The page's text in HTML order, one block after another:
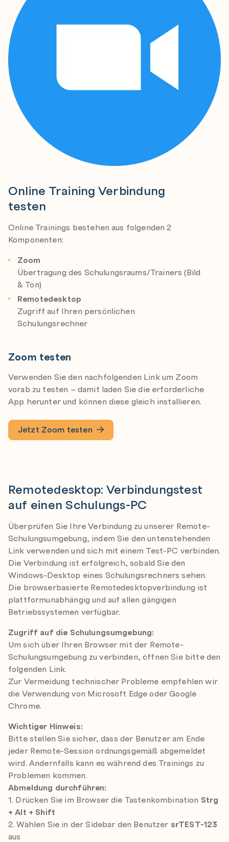
Online Training Verbindung
testen
Online Trainings bestehen aus folgenden 2
Komponenten:
Zoom
Übertragung des Schulungsraums/Trainers (Bild
& Ton)
Remotedesktop
Zugriff auf Ihren persönlichen
Schulungsrechner
Zoom testen
Verwenden Sie den nachfolgenden Link um Zoom
vorab zu testen – damit laden Sie die erforderliche
App herunter und können diese gleich installieren.
Jetzt Zoom testen
Remotedesktop: Verbindungstest
auf einen Schulungs-PC
Überprüfen Sie Ihre Verbindung zu unserer Remote-
Schulungsumgebung, indem Sie den untenstehenden
Link verwenden und sich mit einem Test-PC verbinden.
Die Verbindung ist erfolgreich, sobald Sie den
Windows-Desktop eines Schulungsrechners sehen.
Die browserbasierte Remotedesktopverbindung ist
plattformunabhängig und auf allen gängigen
Betriebssystemen verfügbar.
Zugriff auf die Schulungsumgebung:
Um sich über Ihren Browser mit der Remote-
Schulungsumgebung zu verbinden, öffnen Sie bitte den
folgenden Link.
Zur Vermeidung technischer Probleme empfehlen wir
die Verwendung von Microsoft Edge oder Google
Chrome.
Wichtiger Hinweis:
Bitte stellen Sie sicher, dass der Benutzer am Ende
jeder Remote-Session ordnungsgemäß abgemeldet
wird. Andernfalls kann es während des Trainings zu
Problemen kommen.
Abmeldung durchführen:
1. Drücken Sie im Browser die Tastenkombination Strg
+ Alt + Shift
2. Wählen Sie in der Sidebar den Benutzer srTEST-123
aus